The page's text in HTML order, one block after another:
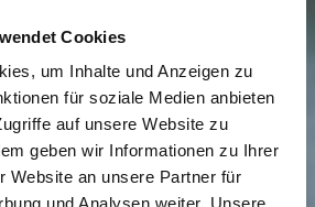
Cookies
um Inhalte und Anzeigen zu
für soziale Medien anbieten
auf unsere Website zu
geben wir Informationen zu Ihrer
Website an unsere Partner für
und Analysen weiter. Unsere